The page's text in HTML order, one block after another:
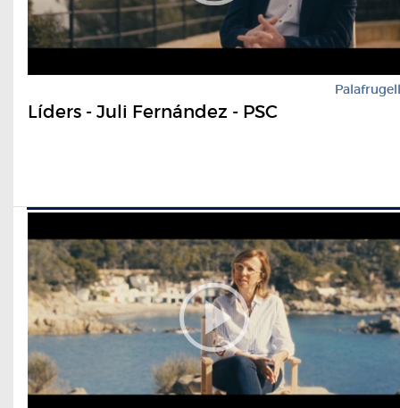
Palafrugell
Líders - Juli Fernández - PSC